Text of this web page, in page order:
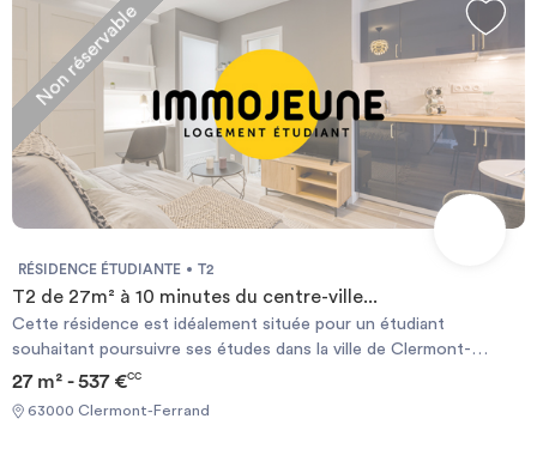
Non réservable
RÉSIDENCE ÉTUDIANTE T2
T2 de 27m² à 10 minutes du centre-ville...
Cette résidence est idéalement située pour un étudiant
souhaitant poursuivre ses études dans la ville de Clermont-
Ferrand. A proximité directe des transports en commun et à 10
minutes du pôle universitaire, de la gare et du centre-ville, cette
résidence étudiante propose de nombreux logements du studio
27 m² - 537 €CC
63000 Clermont-Ferrand